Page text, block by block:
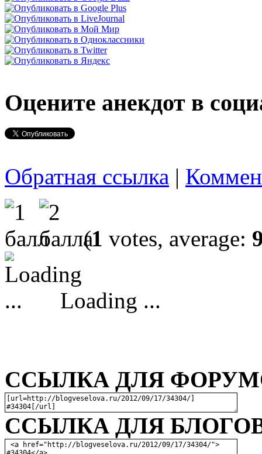
Оцените анекдот в
Обратная ссылка |
(1 votes, average:
Loading ...
ССЫЛКА ДЛЯ
ССЫЛКА ДЛЯ БЛОГОВ